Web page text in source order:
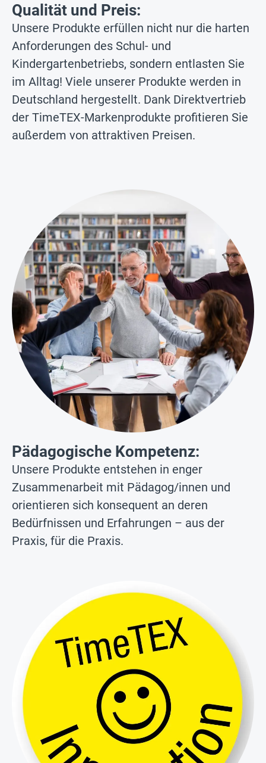
Qualität und Preis:
Unsere Produkte erfüllen nicht nur die harten
Anforderungen des Schul- und
Kindergartenbetriebs, sondern entlasten Sie
im Alltag! Viele unserer Produkte werden in
Deutschland hergestellt. Dank Direktvertrieb
der TimeTEX-Markenprodukte profitieren Sie
außerdem von attraktiven Preisen.
Pädagogische Kompetenz:
Unsere Produkte entstehen in enger
Zusammenarbeit mit Pädagog/innen und
orientieren sich konsequent an deren
Bedürfnissen und Erfahrungen – aus der
Praxis, für die Praxis.